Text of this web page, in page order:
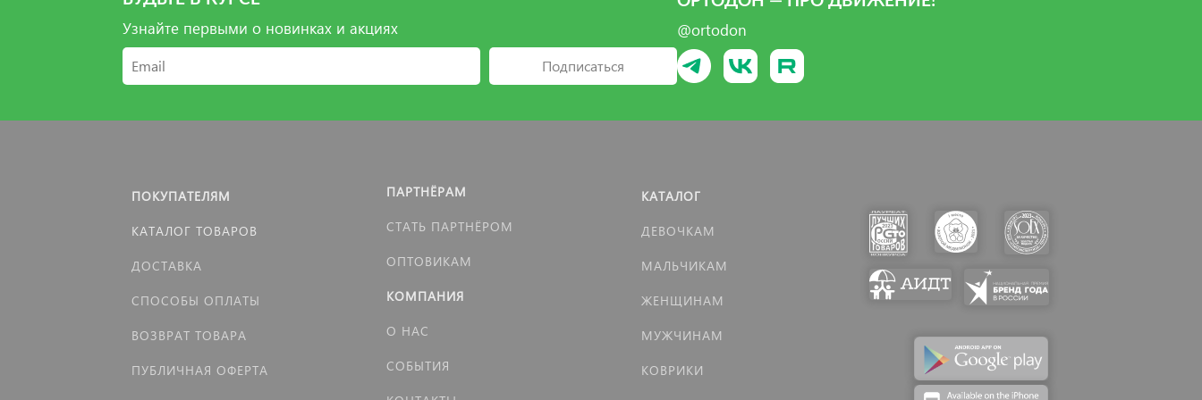
Узнайте первыми о новинках и акциях
Подписаться
@ortodon
ПОКУПАТЕЛЯМ
КАТАЛОГ ТОВАРОВ
ДОСТАВКА
СПОСОБЫ ОПЛАТЫ
ВОЗВРАТ ТОВАРА
ПУБЛИЧНАЯ ОФЕРТА
ПАРТНЁРАМ
СТАТЬ ПАРТНЁРОМ
ОПТОВИКАМ
КОМПАНИЯ
О НАС
СОБЫТИЯ
КАТАЛОГ
ДЕВОЧКАМ
МАЛЬЧИКАМ
ЖЕНЩИНАМ
МУЖЧИНАМ
КОВРИКИ